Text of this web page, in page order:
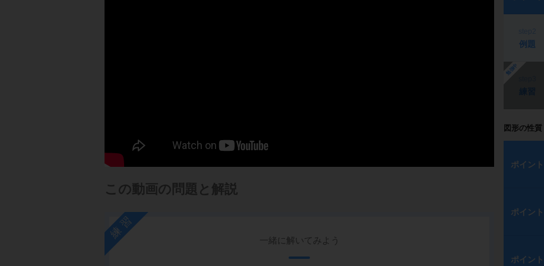
この動画の問題と解説
練習 一緒に解いてみよう
例題
勉強中
図形の性質
ポイント
ポイント
ポイント